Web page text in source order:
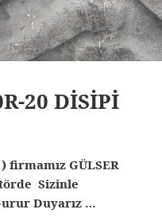
20 DİSİPİ
GÜLSER
Sizinle
Duyarız …